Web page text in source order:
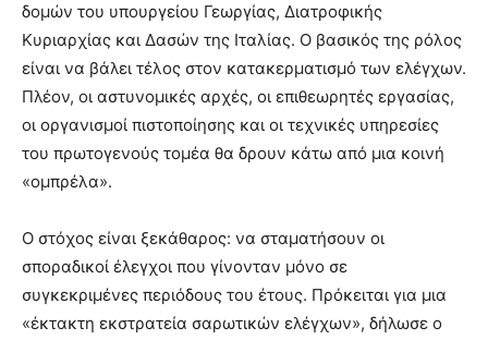
δομών του υπουργείου Γεωργίας, Διατροφικής
Κυριαρχίας και Δασών της Ιταλίας. Ο βασικός της ρόλος
είναι να βάλει τέλος στον κατακερματισμό των ελέγχων.
Πλέον, οι αστυνομικές αρχές, οι επιθεωρητές εργασίας,
οι οργανισμοί πιστοποίησης και οι τεχνικές υπηρεσίες
του πρωτογενούς τομέα θα δρουν κάτω από μια κοινή
«ομπρέλα».
Ο στόχος είναι ξεκάθαρος: να σταματήσουν οι
σποραδικοί έλεγχοι που γίνονταν μόνο σε
συγκεκριμένες περιόδους του έτους. Πρόκειται για μια
«έκτακτη εκστρατεία σαρωτικών ελέγχων», δήλωσε ο